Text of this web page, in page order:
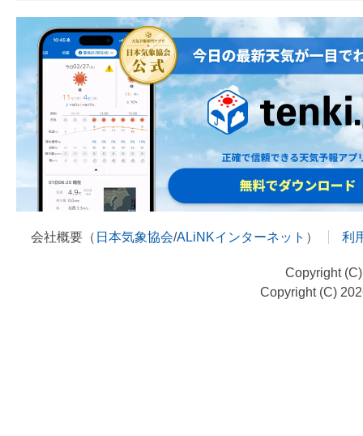
会社概要（ 日本気象協会/ALiNKインターネット ） 利
Copyright
Copyright (C)